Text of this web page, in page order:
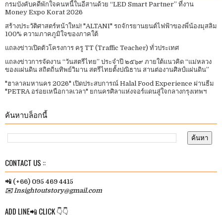
กรมบังคับคดีพักใจคนหนี้ในอีสานด้วย “LED Smart Partner” ที่งาน
Money Expo Korat 2026
สร้างประวัติศาสตร์หน้าใหม่! "ALTANI" รถจักรยานยนต์ไฟฟ้าของพี่น้องมุสลิม
100% ความภาคภูมิใจของภาคใต้
แถลงข่าวเปิดตัวโครงการ ครู TT (Traffic Teacher) ทั่วประเทศ​
แถลงข่าวการจัดงาน “วันสตรีไทย” ประจําปี ๒๕๖๙ ภายใต้แนวคิด “แม่หลวง
ของแผ่นดิน สถิตถิ่นทิพย์วิมาน สตรีไทยตั้งปณิธาน สานต่องานศิลป์แผ่นดิน”
"ฮาลาลมหานคร 2026" เปิดประสบการณ์ Halal Food Experience ผ่านธีม
"PETRA อร่อยเหนือกาลเวลา" ยกนครศิลาแห่งจอร์แดนสู่ใจกลางกรุงเทพฯ
ค้นหาบล็อกนี้
CONTACT US ::
📲 (+66) 095 469 4415
✉️ Insightoutstory@gmail.com
ADD LINE📲 CLICK 👇👇